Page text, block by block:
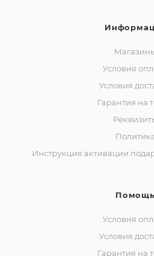
Условия
Условия
Гарантия на
Инструкция активации
Помощь
Условия
Условия
Гарантия на